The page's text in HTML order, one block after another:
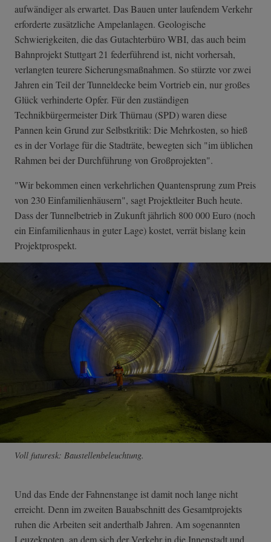
aufwändiger als erwartet. Das Bauen unter laufendem Verkehr
erforderte zusätzliche Ampelanlagen. Geologische
Schwierigkeiten, die das Gutachterbüro WBI, das auch beim
Bahnprojekt Stuttgart 21 federführend ist, nicht vorhersah,
verlangten teurere Sicherungsmaßnahmen. So stürzte vor zwei
Jahren ein Teil der Tunneldecke beim Vortrieb ein, nur großes
Glück verhinderte Opfer. Für den zuständigen
Technikbürgermeister Dirk Thürnau (SPD) waren diese
Pannen kein Grund zur Selbstkritik: Die Mehrkosten, so hieß
es in der Vorlage für die Stadträte, bewegten sich "im üblichen
Rahmen bei der Durchführung von Großprojekten".
"Wir bekommen einen verkehrlichen Quantensprung zum Preis
von 230 Einfamilienhäusern", sagt Projektleiter Buch heute.
Dass der Tunnelbetrieb in Zukunft jährlich 800 000 Euro (noch
ein Einfamilienhaus in guter Lage) kostet, verrät bislang kein
Projektprospekt.
Voll futuresk: Baustellenbeleuchtung.
Und das Ende der Fahnenstange ist damit noch lange nicht
erreicht. Denn im zweiten Bauabschnitt des Gesamtprojekts
ruhen die Arbeiten seit anderthalb Jahren. Am sogenannten
Leuzeknoten, an dem sich der Verkehr in die Innenstadt und